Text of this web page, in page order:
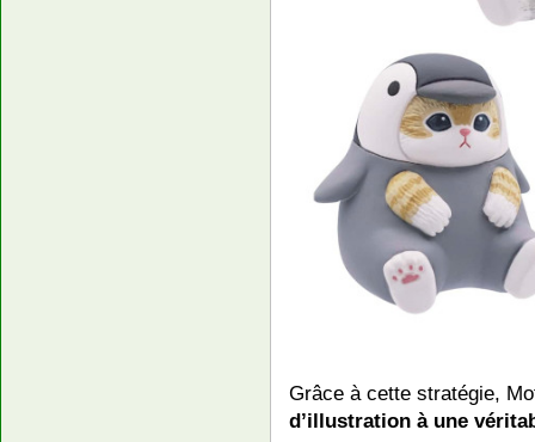
Grâce à cette stratégie,
d’illustration à une